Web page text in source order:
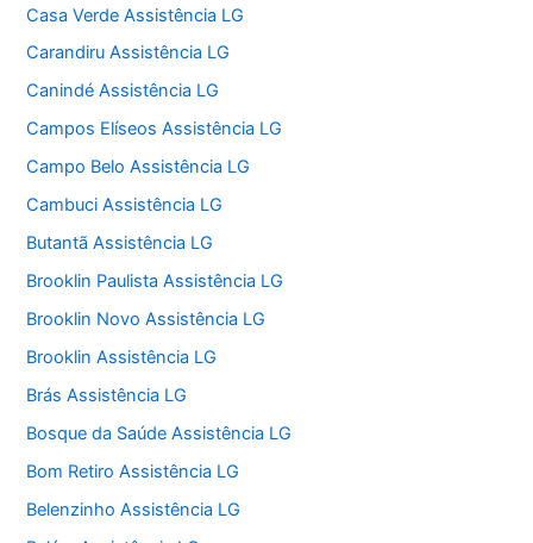
Casa Verde Assistência LG
Carandiru Assistência LG
Canindé Assistência LG
Campos Elíseos Assistência LG
Campo Belo Assistência LG
Cambuci Assistência LG
Butantã Assistência LG
Brooklin Paulista Assistência LG
Brooklin Novo Assistência LG
Brooklin Assistência LG
Brás Assistência LG
Bosque da Saúde Assistência LG
Bom Retiro Assistência LG
Belenzinho Assistência LG